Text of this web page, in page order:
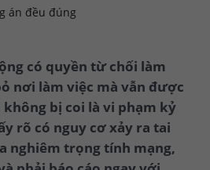
án đều đúng
có quyền từ chối làm
nơi làm việc mà vẫn được
bị coi là vi phạm kỷ
rõ có nguy cơ xảy ra tai
nghiêm trọng tính mạng,